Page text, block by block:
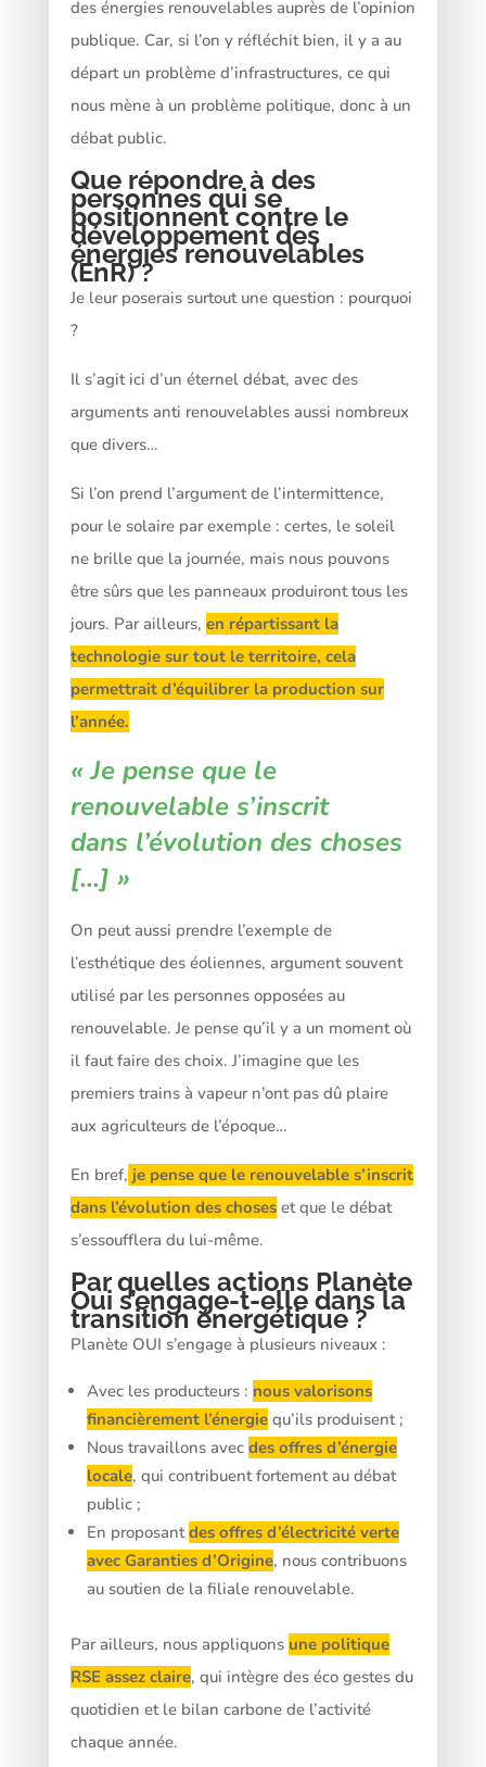
des énergies renouvelables auprès de l’opinion
publique. Car, si l’on y réfléchit bien, il y a au
départ un problème d’infrastructures, ce qui
nous mène à un problème politique, donc à un
débat public.
Que répondre à des
personnes qui se
positionnent contre le
développement des
énergies renouvelables
(EnR) ?
Je leur poserais surtout une question : pourquoi
?
Il s’agit ici d’un éternel débat, avec des
arguments anti renouvelables aussi nombreux
que divers…
Si l’on prend l’argument de l’intermittence,
pour le solaire par exemple : certes, le soleil
ne brille que la journée, mais nous pouvons
être sûrs que les panneaux produiront tous les
jours. Par ailleurs, en répartissant la
technologie sur tout le territoire, cela
permettrait d’équilibrer la production sur
l’année.
« Je pense que le
renouvelable s’inscrit
dans l’évolution des choses
[…] »
On peut aussi prendre l’exemple de
l’esthétique des éoliennes, argument souvent
utilisé par les personnes opposées au
renouvelable. Je pense qu’il y a un moment où
il faut faire des choix. J’imagine que les
premiers trains à vapeur n’ont pas dû plaire
aux agriculteurs de l’époque…
En bref, je pense que le renouvelable s’inscrit
dans l’évolution des choseset que le débat
s’essoufflera du lui-même.
Par quelles actions Planète
Oui s’engage-t-elle dans la
transition énergétique ?
Planète OUI s’engage à plusieurs niveaux :
Avec les producteurs : nous valorisons
financièrement l’énergiequ’ils produisent ;
Nous travaillons avec des offres d’énergie
locale, qui contribuent fortement au débat
public ;
En proposantdes offres d’électricité verte
avec Garanties d’Origine, nous contribuons
au soutien de la filiale renouvelable.
Par ailleurs, nous appliquons une politique
RSE assez claire, qui intègre des éco gestes du
quotidien et le bilan carbone de l’activité
chaque année.